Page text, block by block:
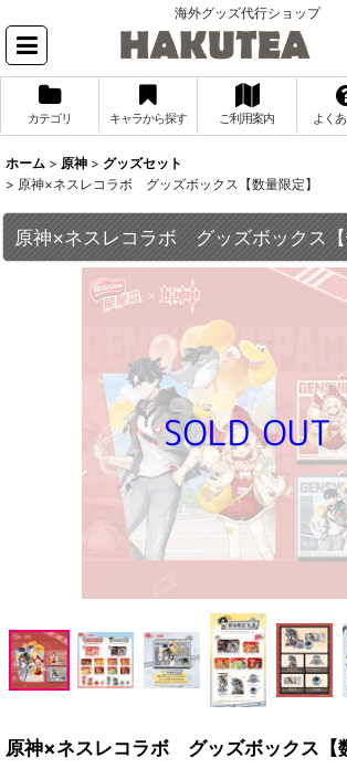
海外グッズ代行ショップ
カテゴリ キャラから探す ご利用案内 よく
ホーム > 原神 > グッズセット
> 原神×ネスレコラボ グッズボックス【数量限定】
原神×ネスレコラボ グッズボックス【
原神×ネスレコラボ グッズボックス【